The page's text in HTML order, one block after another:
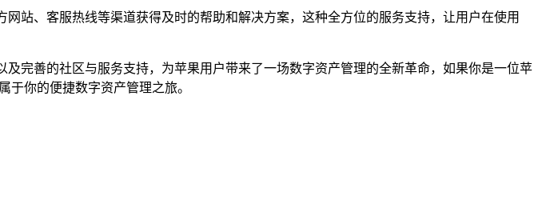
站、客服热线等渠道获得及时的帮助和解决方案，这种全方位的服务支持，让用户在使用
完善的社区与服务支持，为苹果用户带来了一场数字资产管理的全新革命，如果你是一位苹
于你的便捷数字资产管理之旅。